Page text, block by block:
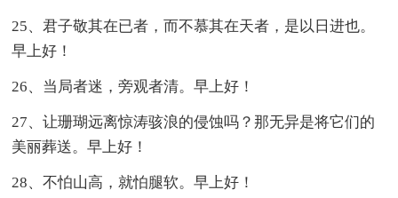
25、君子敬其在已者，而不慕其在天者，是以日进也。
早上好！
26、当局者迷，旁观者清。早上好！
27、让珊瑚远离惊涛骇浪的侵蚀吗？那无异是将它们的
美丽葬送。早上好！
28、不怕山高，就怕腿软。早上好！